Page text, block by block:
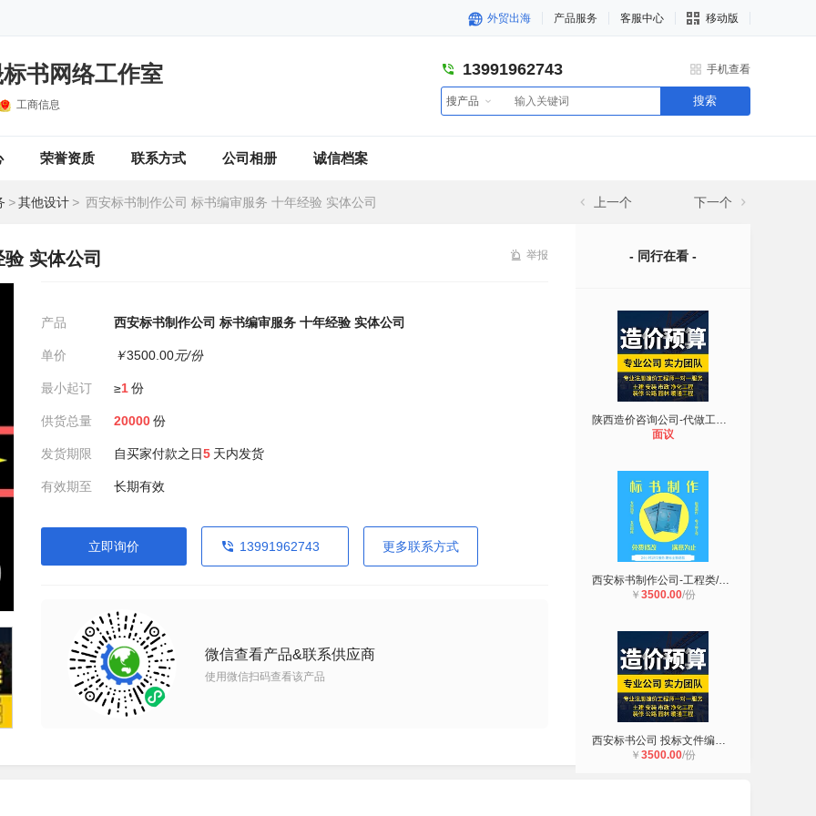
外贸出海 产品服务 客服中心 移动版
书网络工作室
工商信息
13991962743 手机查看
搜产品 搜索
荣誉资质 联系方式 公司相册 诚信档案
>其他设计 > 西安标书制作公司 标书编审服务 十年经验 实体公司 上一个 下一个
实体公司 举报
产品 西安标书制作公司 标书编审服务 十年经验 实体公司
单价 ￥3500.00元/份
最小起订 ≥1份
供货总量 20000份
发货期限 自买家付款之日5 天内发货
有效期至 长期有效
立即询价 13991962743 更多联系方式
微信查看产品&联系供应商
使用微信扫码查看该产品
- 同行在看 -
陕西造价咨询公司-代做工程预算+全过
面议
西安标书制作公司-工程类/服务类/采
￥ 3500.00/份
西安标书公司 投标文件编制服务 标书
￥ 3500.00/份